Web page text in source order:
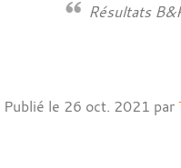
Résultats
Publié le 26 oct. 2021 par